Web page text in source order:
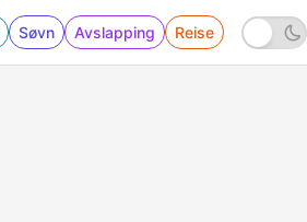
Søvn Avslapping Reise